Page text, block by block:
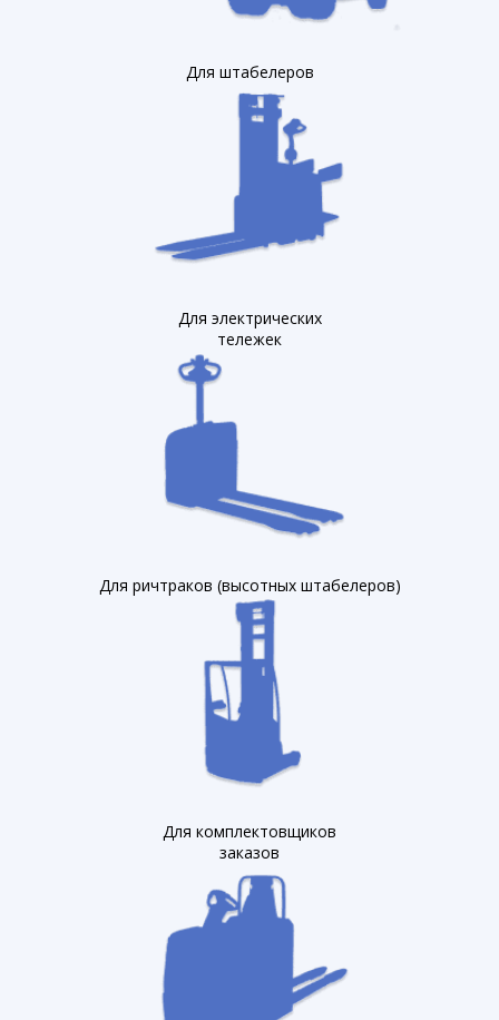
Для штабелеров
Для электрических
тележек
Для ричтраков (высотных штабелеров)
Для комплектовщиков
заказов